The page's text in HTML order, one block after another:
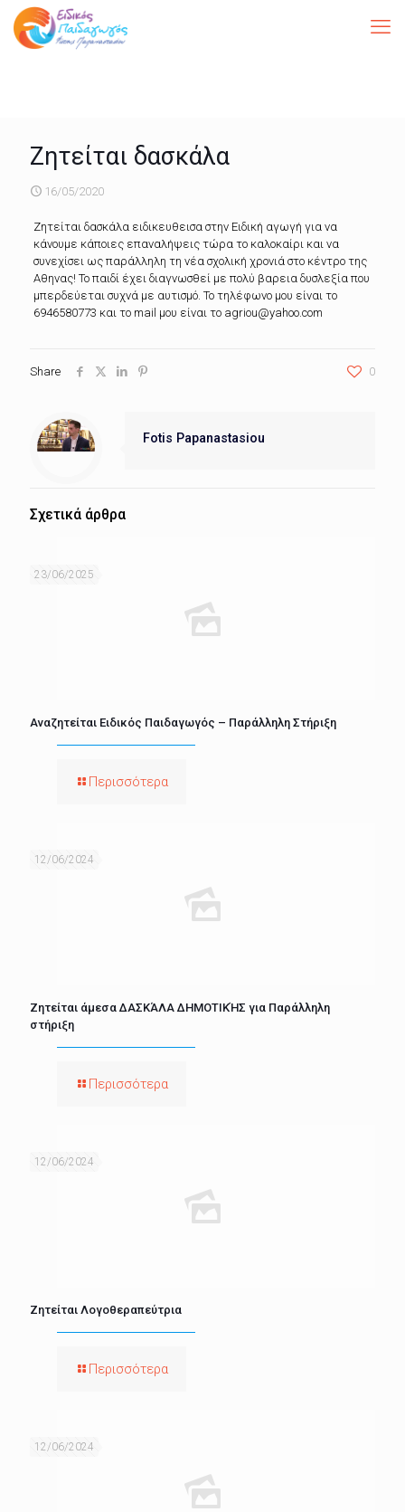
Ζητείται δασκάλα
16/05/2020
Ζητείται δασκάλα ειδικευθεισα στην Ειδική αγωγή για να
κάνουμε κάποιες επαναλήψεις τώρα το καλοκαίρι και να
συνεχίσει ως παράλληλη τη νέα σχολική χρονιά στο κέντρο της
Αθηνας! Το παιδί έχει διαγνωσθεί με πολύ βαρεια δυσλεξία που
μπερδεύεται συχνά με αυτισμό. Το τηλέφωνο μου είναι το
6946580773 και το mail μου είναι το agriou@yahoo.com
Share 0
Fotis Papanastasiou
Σχετικά άρθρα
23/06/2025
Αναζητείται Ειδικός Παιδαγωγός – Παράλληλη Στήριξη
Περισσότερα
12/06/2024
Ζητείται άμεσα ΔΑΣΚΆΛΑ ΔΗΜΟΤΙΚΉΣ για Παράλληλη
στήριξη
Περισσότερα
12/06/2024
Ζητείται Λογοθεραπεύτρια
Περισσότερα
12/06/2024